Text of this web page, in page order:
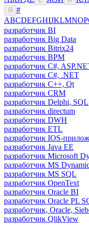
Я
#
ABCDEFGHIJKLMNOP
разработчик BI
разработчик Big Data
разработчик Bitrix24
разработчик BPM
разработчик C#,
разработчик C#, .NET
разработчик C++, Qt
разработчик CRM
разработчик Delphi, SQL
разработчик directum
разработчик DWH
разработчик ETL
разработчик IOS-
разработчик Java ЕЕ
разработчик Microsoft
разработчик MS
разработчик MS SQL
разработчик OpenText
разработчик Oracle BI
разработчик Oracle PL
разработчик, Oracle,
разработчик QlikView